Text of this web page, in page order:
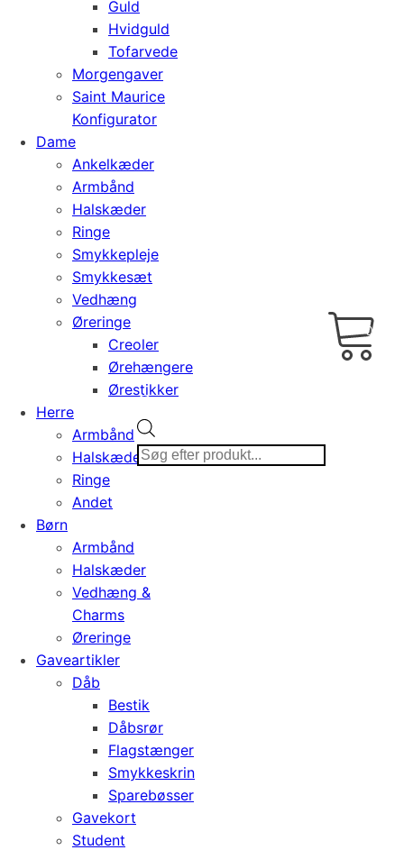
Guld
Hvidguld
Tofarvede
Morgengaver
Saint Maurice
Konfigurator
Dame
Ankelkæder
Armbånd
Halskæder
Ringe
Smykkepleje
Smykkesæt
Vedhæng
Øreringe
Creoler
Ørehængere
Ørestikker
Herre
Armbånd
Halskæder
Ringe
Andet
Børn
Armbånd
Halskæder
Vedhæng &
Charms
Øreringe
Gaveartikler
Dåb
Bestik
Dåbsrør
Flagstænger
Smykkeskrin
Sparebøsser
Gavekort
Student
search
0,00